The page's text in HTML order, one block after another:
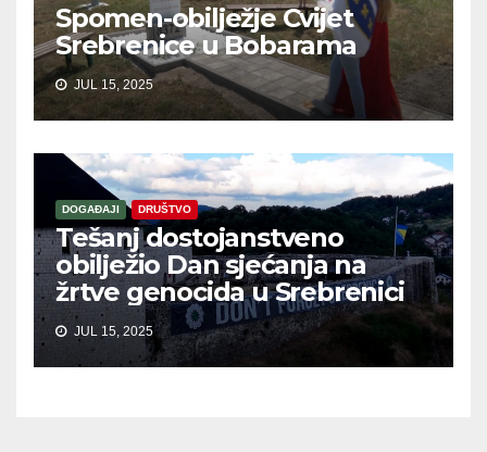
Spomen-obilježje Cvijet
Srebrenice u Bobarama
JUL 15, 2025
DOGAĐAJI DRUŠTVO
Tešanj dostojanstveno
obilježio Dan sjećanja na
žrtve genocida u Srebrenici
JUL 15, 2025